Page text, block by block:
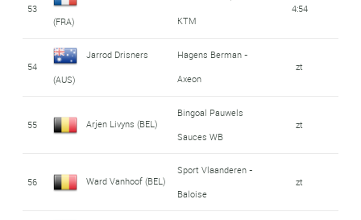
53
(FRA)
KTM
4:54
54
Jarrod Drisners
(AUS)
Hagens Berman -
Axeon
zt
55 Arjen Livyns (BEL)
Bingoal Pauwels
Sauces WB
zt
56 Ward Vanhoof (BEL)
Sport Vlaanderen -
Baloise
zt